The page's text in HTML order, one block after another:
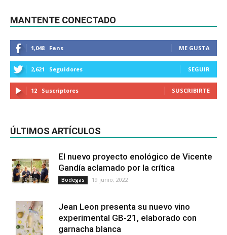
MANTENTE CONECTADO
1,048 Fans ME GUSTA
2,621 Seguidores SEGUIR
12 Suscriptores SUSCRIBIRTE
ÚLTIMOS ARTÍCULOS
El nuevo proyecto enológico de Vicente
Gandía aclamado por la crítica
Bodegas 19 junio, 2022
Jean Leon presenta su nuevo vino
experimental GB-21, elaborado con
garnacha blanca